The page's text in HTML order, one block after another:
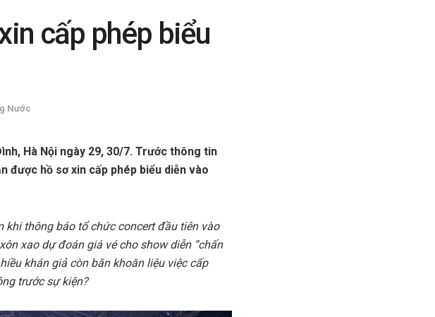
cấp phép biểu
Nước
Hà Nội ngày 29, 30/7. Trước thông tin
được hồ sơ xin cấp phép biểu diễn vào
khi thông báo tổ chức concert đầu tiên vào
xao dự đoán giá vé cho show diễn “chấn
khán giả còn băn khoăn liệu việc cấp
trước sự kiện?